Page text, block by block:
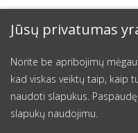
Jūsų privatumas
Norite be apribojimų
kad viskas veiktų taip, kaip
naudoti slapukus.
slapukų naudojimu.